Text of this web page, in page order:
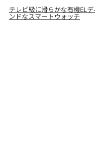
テレビ級に滑らかな有機EL
ンドなスマートウォッチ